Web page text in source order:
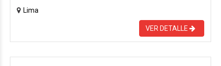
Lima
VER DETALLE